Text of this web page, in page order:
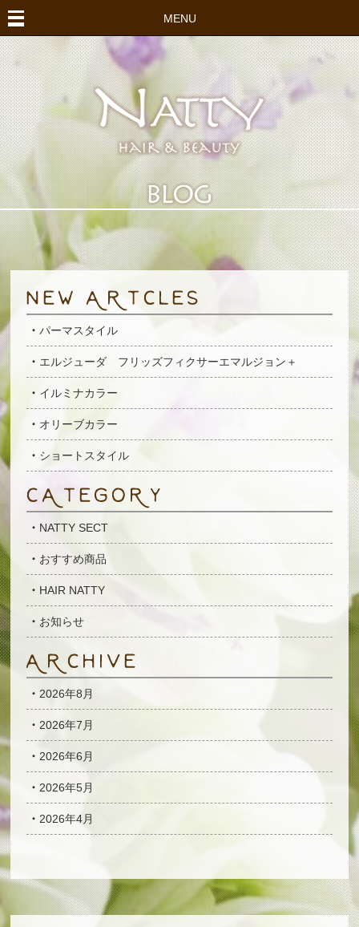
MENU
パーマスタイル
エルジューダ フリッズフィクサーエマルジョン＋
イルミナカラー
オリーブカラー
ショートスタイル
NATTY SECT
おすすめ商品
HAIR NATTY
お知らせ
2026年8月
2026年7月
2026年6月
2026年5月
2026年4月